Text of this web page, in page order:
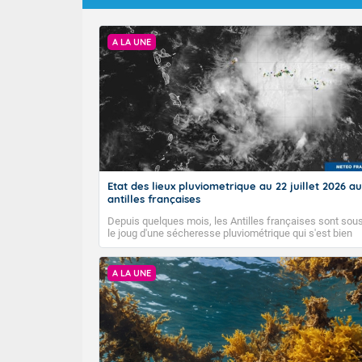
Bulletin
A LA UNE
Etat des lieux pluviometrique au 22 juillet 2026
antilles françaises
Depuis quelques mois, les Antilles françaises sont sous
le joug d'une sécheresse pluviométrique qui s'est bien
installée. Malgré le début de la saison des pluies, elle ne
semble pas vouloir s'en aller...
A LA UNE